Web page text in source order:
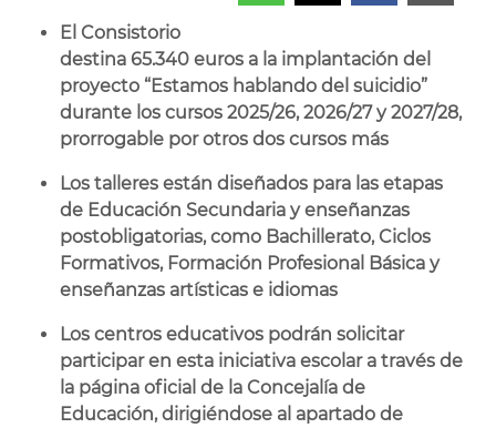
El Consistorio
destina 65.340 euros a la implantación del
proyecto “Estamos hablando del suicidio”
durante los cursos 2025/26, 2026/27 y 2027/28,
prorrogable por otros dos cursos más
Los talleres están diseñados para las etapas
de Educación Secundaria y enseñanzas
postobligatorias, como Bachillerato, Ciclos
Formativos, Formación Profesional Básica y
enseñanzas artísticas e idiomas
Los centros educativos podrán solicitar
participar en esta iniciativa escolar a través de
la página oficial de la Concejalía de
Educación, dirigiéndose al apartado de